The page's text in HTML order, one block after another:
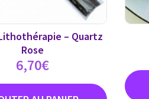
– Quartz
Rose
6,70€